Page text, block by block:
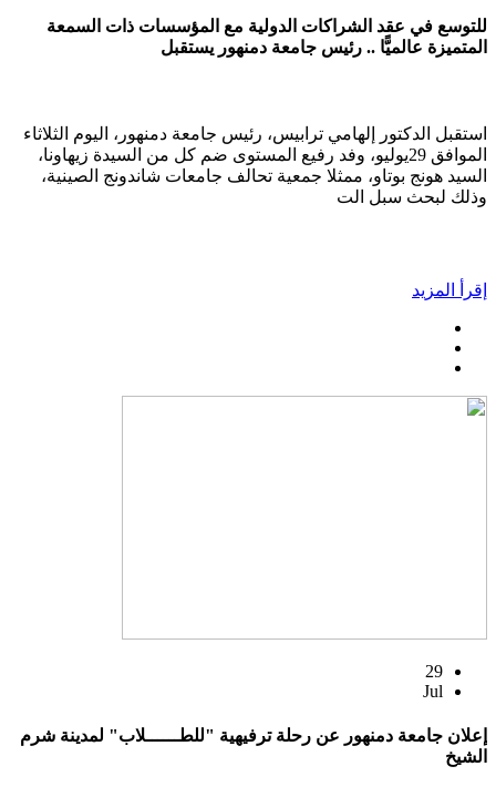
للتوسع في عقد الشراكات الدولية مع المؤسسات ذات السمعة
المتميزة عالميًّا .. رئيس جامعة دمنهور يستقبل
استقبل الدكتور إلهامي ترابيس، رئيس جامعة دمنهور، اليوم الثلاثاء
الموافق 29يوليو، وفد رفيع المستوى ضم كل من السيدة زيهاونا،
السيد هونج بوتاو، ممثلا جمعية تحالف جامعات شاندونج الصينية،
وذلك لبحث سبل الت
إقرأ المزيد
29
Jul
إعلان جامعة دمنهور عن رحلة ترفيهية "للطــــــلاب" لمدينة شرم
الشيخ